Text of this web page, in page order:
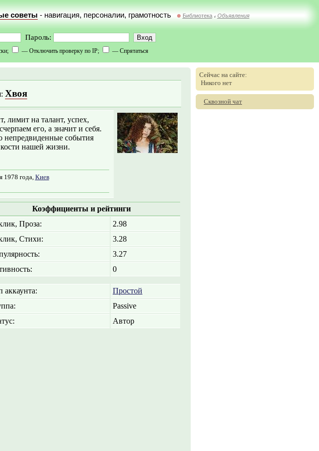
советы - навигация, персоналии, грамотность Библиотека // Объявления
Пароль:
— Отключить проверку по IP; — Спрятаться
Хвоя
лимит на талант, успех,
его, а значит и себя.
непредвиденные события
нашей жизни.
1978 года,Киев
Коэффициенты и рейтинги
Проза:
2.98
Стихи:
3.28
3.27
0
аккаунта:
Простой
Passive
Автор
Сейчас на сайте:
Никого нет
Сквозной чат